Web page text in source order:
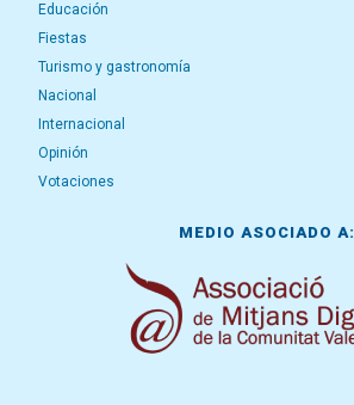
Educación
Fiestas
Turismo y gastronomía
Nacional
Internacional
Opinión
Votaciones
MEDIO ASOCIADO A: